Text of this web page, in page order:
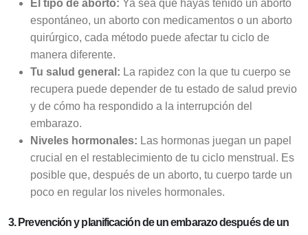
El tipo de aborto: Ya sea que hayas tenido un aborto
espontáneo, un aborto con medicamentos o un aborto
quirúrgico, cada método puede afectar tu ciclo de
manera diferente.
Tu salud general: La rapidez con la que tu cuerpo se
recupera puede depender de tu estado de salud previo
y de cómo ha respondido a la interrupción del
embarazo.
Niveles hormonales: Las hormonas juegan un papel
crucial en el restablecimiento de tu ciclo menstrual. Es
posible que, después de un aborto, tu cuerpo tarde un
poco en regular los niveles hormonales.
3. Prevención y planificación de un embarazo después de un